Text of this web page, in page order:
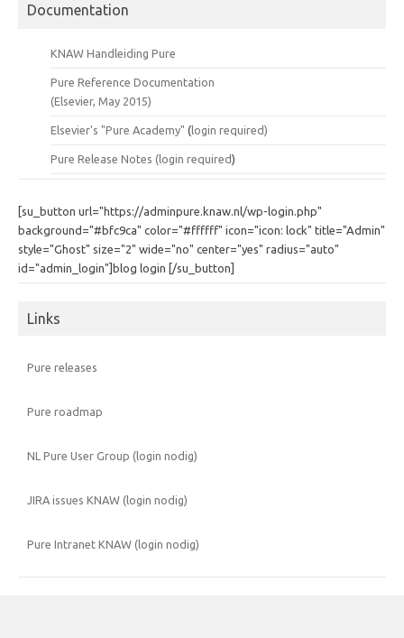
Documentation
KNAW Handleiding Pure
Pure Reference Documentation
(Elsevier, May 2015)
Elsevier's "Pure Academy" (login required)
Pure Release Notes (login required)
[su_button url="https://adminpure.knaw.nl/wp-login.php"
background="#bfc9ca" color="#ffffff" icon="icon: lock" title="Admin"
style="Ghost" size="2" wide="no" center="yes" radius="auto"
id="admin_login"]blog login [/su_button]
Links
Pure releases
Pure roadmap
NL Pure User Group (login nodig)
JIRA issues KNAW (login nodig)
Pure Intranet KNAW (login nodig)